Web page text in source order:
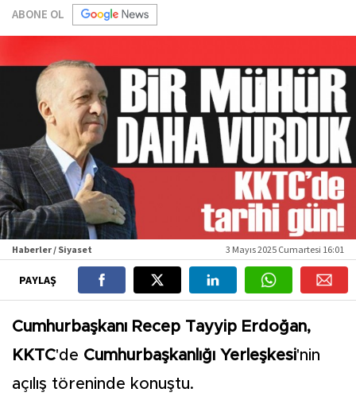
ABONE OL
Haberler / Siyaset 3 Mayıs 2025 Cumartesi 16:01
PAYLAŞ
Cumhurbaşkanı Recep Tayyip Erdoğan,
KKTC'de Cumhurbaşkanlığı Yerleşkesi'nin
açılış töreninde konuştu.